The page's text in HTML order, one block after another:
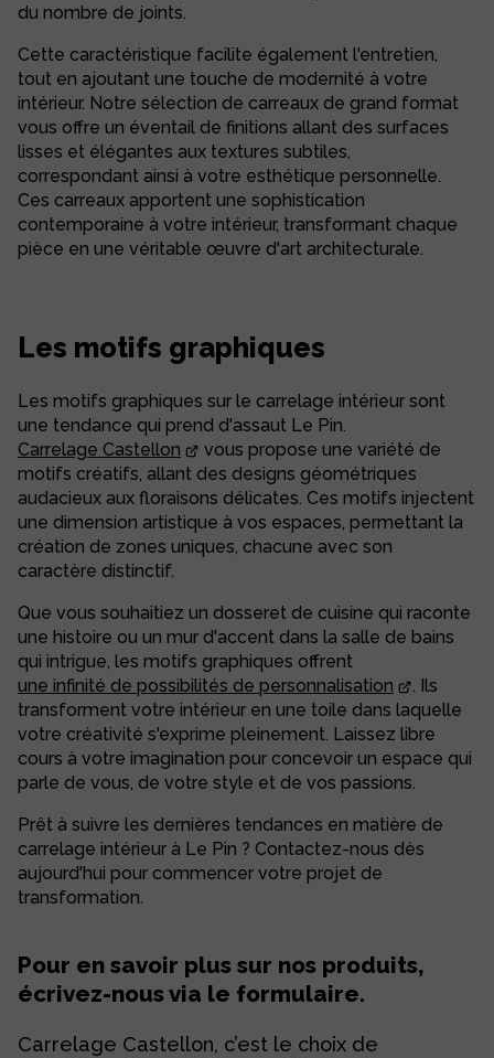
du nombre de joints.
Cette caractéristique facilite également l'entretien,
tout en ajoutant une touche de modernité à votre
intérieur. Notre sélection de carreaux de grand format
vous offre un éventail de finitions allant des surfaces
lisses et élégantes aux textures subtiles,
correspondant ainsi à votre esthétique personnelle.
Ces carreaux apportent une sophistication
contemporaine à votre intérieur, transformant chaque
pièce en une véritable œuvre d'art architecturale.
Les motifs graphiques
Les motifs graphiques sur le carrelage intérieur sont
une tendance qui prend d'assaut Le Pin.
Carrelage Castellon
vous propose une variété de
motifs créatifs, allant des designs géométriques
audacieux aux floraisons délicates. Ces motifs injectent
une dimension artistique à vos espaces, permettant la
création de zones uniques, chacune avec son
caractère distinctif.
Que vous souhaitiez un dosseret de cuisine qui raconte
une histoire ou un mur d'accent dans la salle de bains
qui intrigue, les motifs graphiques offrent
une infinité de possibilités de personnalisation
. Ils
transforment votre intérieur en une toile dans laquelle
votre créativité s'exprime pleinement. Laissez libre
cours à votre imagination pour concevoir un espace qui
parle de vous, de votre style et de vos passions.
Prêt à suivre les dernières tendances en matière de
carrelage intérieur à Le Pin ? Contactez-nous dès
aujourd'hui pour commencer votre projet de
transformation.
Pour en savoir plus sur nos produits,
écrivez-nous via le formulaire.
Carrelage Castellon, c’est le choix de